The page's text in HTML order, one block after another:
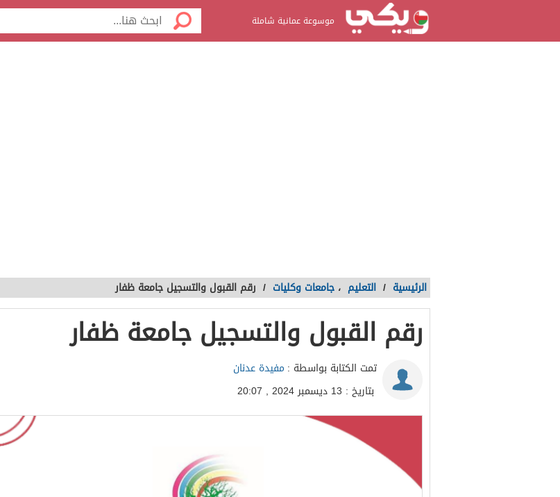
موسوعة عمانية شاملة
الرئيسية / التعليم ، جامعات وكليات / رقم القبول والتسجيل جامعة ظفار
رقم القبول والتسجيل جامعة ظفار
تمت الكتابة بواسطة : مفيدة عدنان
بتاريخ : 13 ديسمبر 2024 , 20:07